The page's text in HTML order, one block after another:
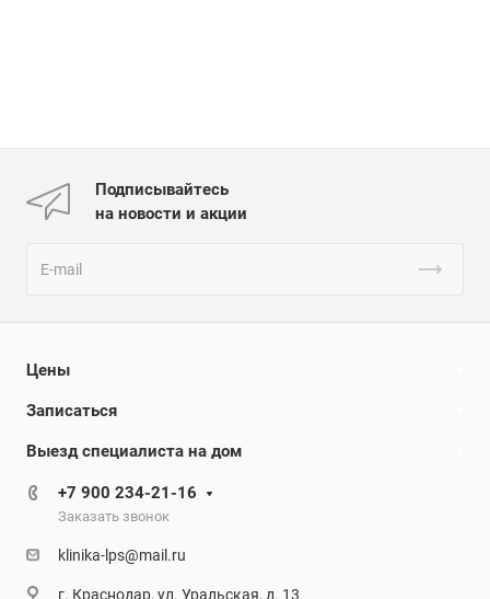
Подписывайтесь
на новости и акции
Цены
Записаться
Выезд специалиста на дом
+7 900 234-21-16
Заказать звонок
klinika-lps@mail.ru
г. Краснодар, ул. Уральская, д. 13